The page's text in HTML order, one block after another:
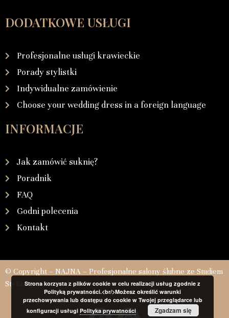
DODATKOWE USŁUGI
Profesjonalne usługi krawieckie
Porady stylistki
Indywidualne zamówienie
Choose your wedding dress in a foreign language
INFORMACJE
Jak zamówić suknię?
Poradnik
FAQ
Godni polecenia
Kontakt
© Copyright – NAJNA – Profesjonalne salony ślubne ze Studiem
StylizacjiStrona korzysta z plików cookie w celu realizacji usług zgodnie z
Polityką prywatności.<br/>Możesz określić warunki
przechowywania lub dostępu do cookie w Twojej przeglądarce lub
konfiguracji usługi Polityka prywatności Zgadzam się